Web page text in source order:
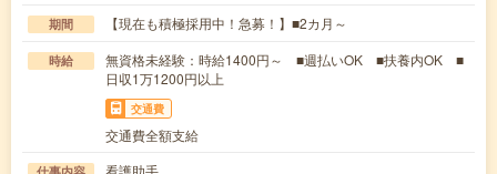
期間 【現在も積極採用中！急募！】■2カ月～
時給
無資格未経験：時給1400円～ ■週払いOK ■扶養内OK ■
日収1万1200円以上
交通費
交通費全額支給
看護助手